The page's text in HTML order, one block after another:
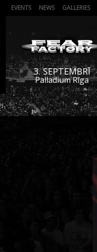
EVENTS NEWS GALLERIES
3. SEPTEMBRĪ
Palladium Rīga